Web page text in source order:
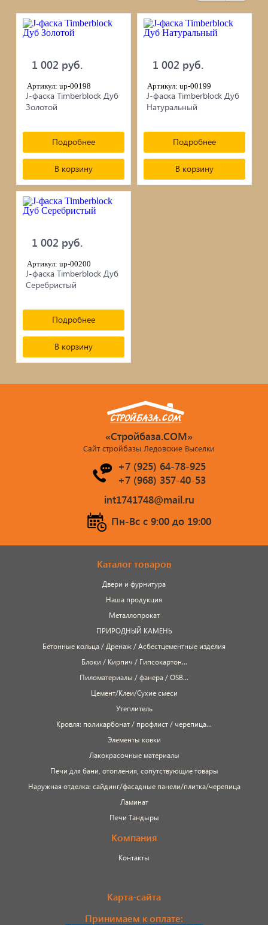
черепица...
Элементы ковки
Лакокрасочные материалы
Электро-бензо инструменты
Метизы
ПрофКрепеж
Пропитки для дерева
Печи для бани, отопления,
сопутствующие товары
Брусчатка/Тротуарная плитка
Купели и бассейны из полипропилена
Облицовочная плитка
1 002 руб.
Артикул: up-00198
J-фаска Timberblock Дуб
Золотой
Подробнее
В корзину
1 002 руб.
Артикул: up-00199
J-фаска Timberblock Дуб
Натуральный
Подробнее
В корзину
1 002 руб.
Артикул: up-00200
J-фаска Timberblock Дуб
Серебристый
Подробнее
В корзину
«Стройбаза.COM»
Сайт стройбазы Ледовские Выселки
+7 (925) 64-78-925
+7 (968) 357-40-53
int1741748@mail.ru
Пн-Вс c 9:00 до 19:00
Каталог товаров
Двери и фурнитура
Наша продукция
Металлопрокат
ПРИРОДНЫЙ КАМЕНЬ
Бетонные кольца / Дренаж / Асбестцементные изделия
Блоки / Кирпич / Гипсокартон...
Пиломатериалы / фанера / OSB...
Цемент/Клеи/Сухие смеси
Утеплитель
Кровля: поликарбонат / профлист / черепица...
Элементы ковки
Лакокрасочные материалы
Печи для бани, отопления, сопутствующие товары
Наружная отделка: сайдинг/фасадные панели/плитка/черепица
Ламинат
Печи Тандыры
Компания
Контакты
Карта-сайта
Принимаем к оплате: